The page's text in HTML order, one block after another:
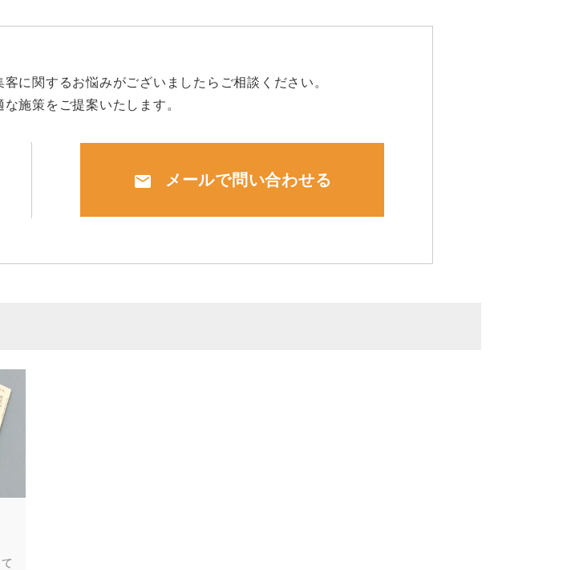
に関するお悩みがございましたらご相談ください。
施策をご提案いたします。
mail メールで問い合わせる